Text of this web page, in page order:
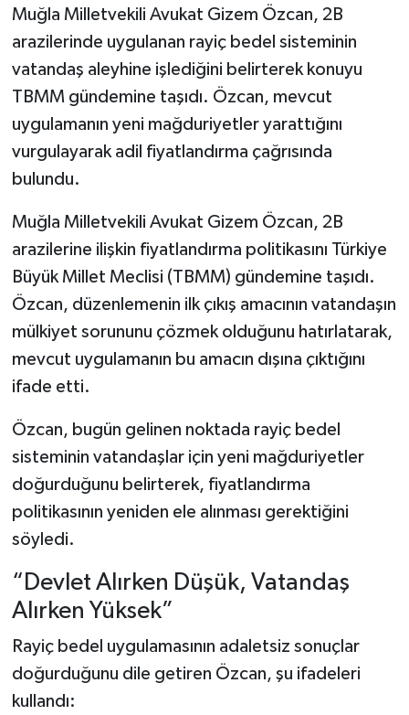
Muğla Milletvekili Avukat Gizem Özcan, 2B
arazilerinde uygulanan rayiç bedel sisteminin
vatandaş aleyhine işlediğini belirterek konuyu
TBMM gündemine taşıdı. Özcan, mevcut
uygulamanın yeni mağduriyetler yarattığını
vurgulayarak adil fiyatlandırma çağrısında
bulundu.
Muğla Milletvekili Avukat Gizem Özcan, 2B
arazilerine ilişkin fiyatlandırma politikasını Türkiye
Büyük Millet Meclisi (TBMM) gündemine taşıdı.
Özcan, düzenlemenin ilk çıkış amacının vatandaşın
mülkiyet sorununu çözmek olduğunu hatırlatarak,
mevcut uygulamanın bu amacın dışına çıktığını
ifade etti.
Özcan, bugün gelinen noktada rayiç bedel
sisteminin vatandaşlar için yeni mağduriyetler
doğurduğunu belirterek, fiyatlandırma
politikasının yeniden ele alınması gerektiğini
söyledi.
“Devlet Alırken Düşük, Vatandaş
Alırken Yüksek”
Rayiç bedel uygulamasının adaletsiz sonuçlar
doğurduğunu dile getiren Özcan, şu ifadeleri
kullandı: